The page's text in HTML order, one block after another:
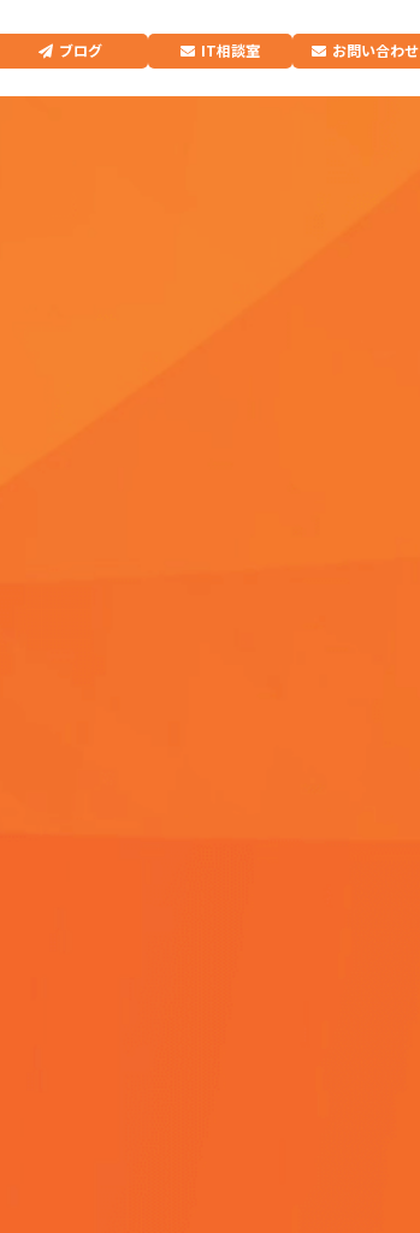
ブログ IT相談室 お問い合わせ